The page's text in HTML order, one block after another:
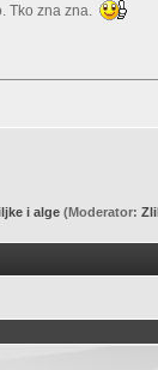
Tko zna zna.
i alge (Moderator: